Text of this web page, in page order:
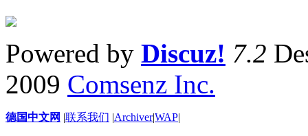
Powered by Discuz! 7.2
2009 Comsenz Inc.
德国中文网 |联系我们 |Archiver|WAP|